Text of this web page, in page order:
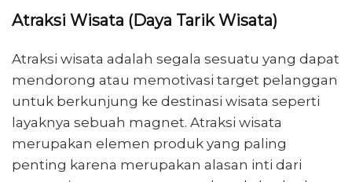
Atraksi Wisata (Daya Tarik Wisata)
Atraksi wisata adalah segala sesuatu yang dapat
mendorong atau memotivasi target pelanggan
untuk berkunjung ke destinasi wisata seperti
layaknya sebuah magnet. Atraksi wisata
merupakan elemen produk yang paling
penting karena merupakan alasan inti dari